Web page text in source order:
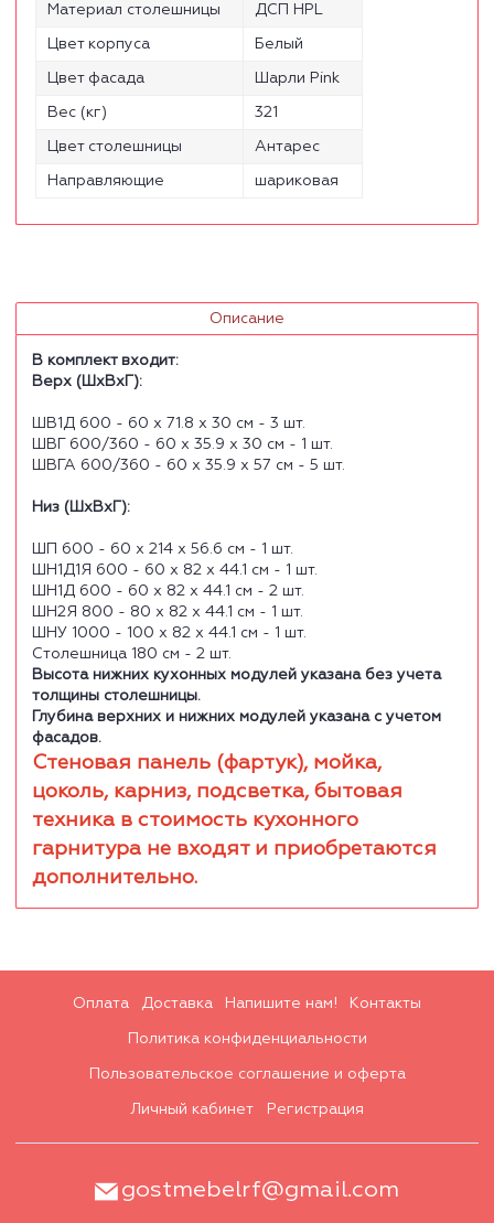
Материал столешницы ДСП HPL
Цвет корпуса Белый
Цвет фасада Шарли Pink
Вес (кг) 321
Цвет столешницы Антарес
Направляющие шариковая
Описание
В комплект входит:
Верх (ШхВхГ):
ШВ1Д 600 - 60 х 71.8 х 30 см - 3 шт.
ШВГ 600/360 - 60 х 35.9 х 30 см - 1 шт.
ШВГА 600/360 - 60 х 35.9 х 57 см - 5 шт.
Низ (ШхВхГ):
ШП 600 - 60 х 214 х 56.6 см - 1 шт.
ШН1Д1Я 600 - 60 х 82 х 44.1 см - 1 шт.
ШН1Д 600 - 60 х 82 х 44.1 см - 2 шт.
ШН2Я 800 - 80 х 82 х 44.1 см - 1 шт.
ШНУ 1000 - 100 х 82 х 44.1 см - 1 шт.
Столешница 180 см - 2 шт.
Высота нижних кухонных модулей указана без учета
толщины столешницы.
Глубина верхних и нижних модулей указана с учетом
фасадов.
Стеновая панель (фартук), мойка,
цоколь, карниз, подсветка, бытовая
техника в стоимость кухонного
гарнитура не входят и приобретаются
дополнительно.
Оплата Доставка Напишите нам! Контакты
Политика конфиденциальности
Пользовательское соглашение и оферта
Личный кабинет Регистрация
gostmebelrf@gmail.com